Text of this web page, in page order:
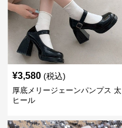
¥3,580 (税込)
厚底メリージェーンパンプス 太
ヒール